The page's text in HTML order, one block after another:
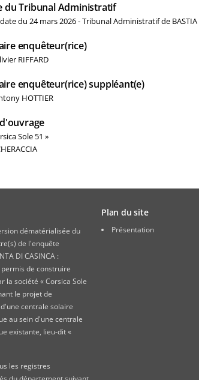
du Tribunal Administratif
du 24 mars 2026 - Tribunal Administratif de BASTIA
enquêteur(rice)
RIFFARD
enquêteur(rice) suppléant(e)
HOTTIER
Sole 51 »
dématérialisée du
de l'enquête
DI CASINCA :
de construire
la société « Corsica Sole
le projet de
centrale solaire
au sein d'une centrale
existante, lieu-dit «
les registres
Plan du site
Présentation